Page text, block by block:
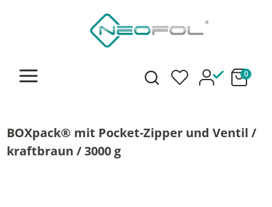
0
BOXpack® mit Pocket-Zipper und Ventil /
kraftbraun / 3000 g